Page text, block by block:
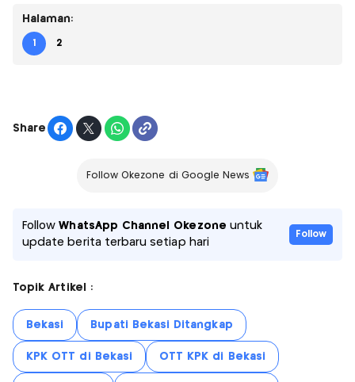
Halaman:
1 2
Share
Follow Okezone di Google News
FollowWhatsApp Channel Okezone untuk
update berita terbaru setiap hari
Follow
Topik Artikel :
Bekasi Bupati Bekasi Ditangkap
KPK OTT di Bekasi OTT KPK di Bekasi